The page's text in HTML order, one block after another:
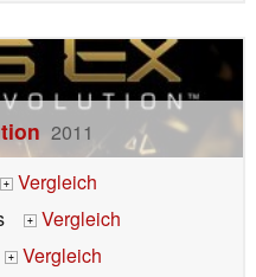
2011
+
Vergleich
+
Vergleich
+
Vergleich